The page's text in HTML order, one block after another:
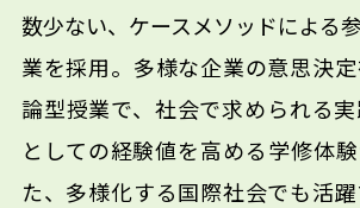
数少ない、ケースメソッドによる
業を採用。多様な企業の意思決
論型授業で、社会で求められる
としての経験値を高める学修体
た、多様化する国際社会でも活